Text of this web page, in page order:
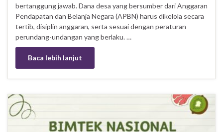
bertanggung jawab. Dana desa yang bersumber dari Anggaran
Pendapatan dan Belanja Negara (APBN) harus dikelola secara
tertib, disiplin anggaran, serta sesuai dengan peraturan
perundang-undangan yang berlaku. …
Baca lebih lanjut